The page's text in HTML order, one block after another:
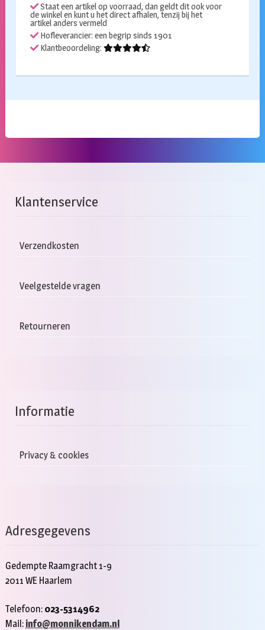
Staat een artikel op voorraad, dan geldt dit ook voor
de winkel en kunt u het direct afhalen, tenzij bij het
artikel anders vermeld
Hofleverancier: een begrip sinds 1901
Klantbeoordeling:
Klantenservice
Verzendkosten
Veelgestelde vragen
Retourneren
Informatie
Privacy & cookies
Adresgegevens
Gedempte Raamgracht 1-9
2011 WE Haarlem
Telefoon: 023-5314962
Mail: info@monnikendam.nl